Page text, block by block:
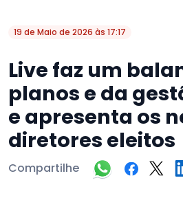
19 de Maio de 2026 às 17:17
Live faz um
planos e da
e apresenta os
diretores eleitos
Compartilhe